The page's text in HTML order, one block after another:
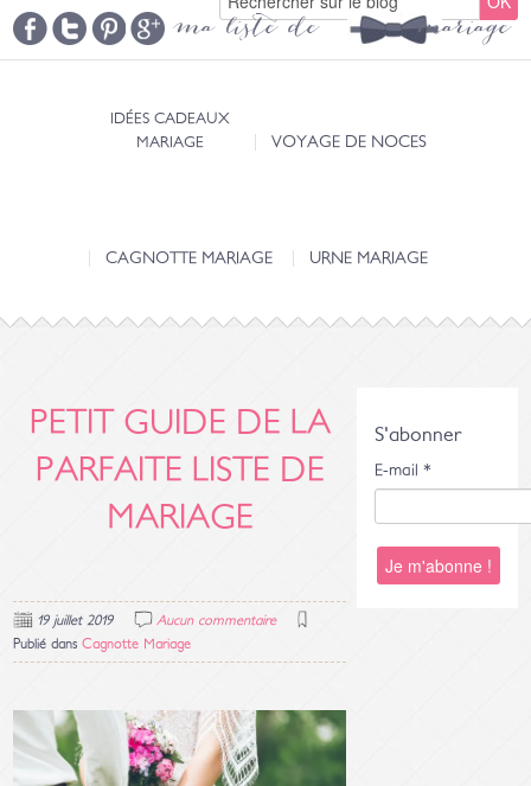
ma liste de mariage
IDÉES CADEAUX
MARIAGE
VOYAGE DE NOCES
CAGNOTTE MARIAGE URNE MARIAGE
PETIT GUIDE DE LA
PARFAITE LISTE DE
MARIAGE
19 juillet 2019
Aucun commentaire
Publié dansCagnotte Mariage
S'abonner
E-mail *